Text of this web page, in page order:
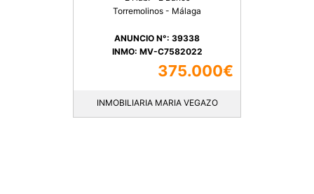
Torremolinos - Málaga
ANUNCIO N°: 39338
INMO: MV-C7582022
375.000€
INMOBILIARIA MARIA VEGAZO